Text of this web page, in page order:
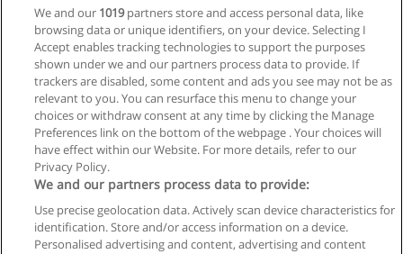
Instituto de Educación & Capacitación a Distancia San Miguel
Arcángel
Solicita información
Privacidad de datos
Contactar con Educaedu
We and our 1019partners store and access personal data, like
browsing data or unique identifiers, on your device. Selecting I
Accept enables tracking technologies to support the purposes
shown under we and our partners process data to provide. If
trackers are disabled, some content and ads you see may not be as
relevant to you. You can resurface this menu to change your
choices or withdraw consent at any time by clicking the Manage
Preferences link on the bottom of the webpage . Your choices will
have effect within our Website. For more details, refer to our
Privacy Policy.
We and our partners process data to provide:
Use precise geolocation data. Actively scan device characteristics for
identification. Store and/or access information on a device.
Personalised advertising and content, advertising and content